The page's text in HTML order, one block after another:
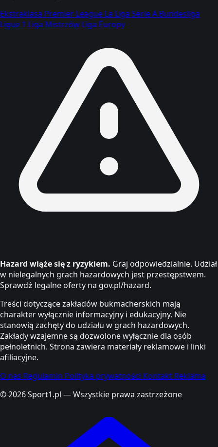
Ekstraklasa Premier League La Liga Serie A Bundesliga
Ligue 1 Liga Mistrzów Liga Europy
Hazard wiąże się z ryzykiem. Graj odpowiedzialnie. Udział
w nielegalnych grach hazardowych jest przestępstwem.
Sprawdź legalne oferty na gov.pl/hazard.
Treści dotyczące zakładów bukmacherskich mają
charakter wyłącznie informacyjny i edukacyjny. Nie
stanowią zachęty do udziału w grach hazardowych.
Zakłady wzajemne są dozwolone wyłącznie dla osób
pełnoletnich. Strona zawiera materiały reklamowe i linki
afiliacyjne.
O nas Regulamin Polityka prywatności Kontakt Reklama
© 2026 Sport1.pl — Wszystkie prawa zastrzeżone